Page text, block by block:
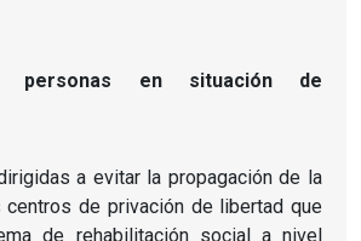
personas en situación de
a evitar la propagación de la
centros de privación de libertad que
de rehabilitación social a nivel